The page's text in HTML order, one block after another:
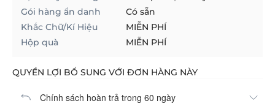
Gói hàng ẩn danh
Có sẵn
Khắc Chữ/Kí Hiệu
MIỄN PHÍ
Hộp quà
MIỄN PHÍ
QUYỀN LỢI BỔ SUNG VỚI ĐƠN HÀNG NÀY
Chính sách hoàn trả trong 60 ngày